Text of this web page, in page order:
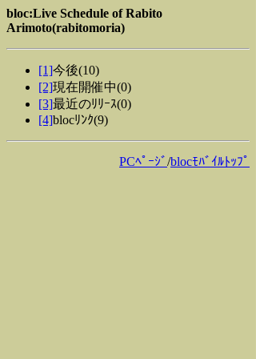
bloc:Live Schedule of Rabito
Arimoto(rabitomoria)
[1]今後(10)
[2]現在開催中(0)
[3]最近のﾘﾘｰｽ(0)
[4]blocﾘﾝｸ(9)
PCﾍﾟｰｼﾞ/blocﾓﾊﾞｲﾙﾄｯﾌﾟ